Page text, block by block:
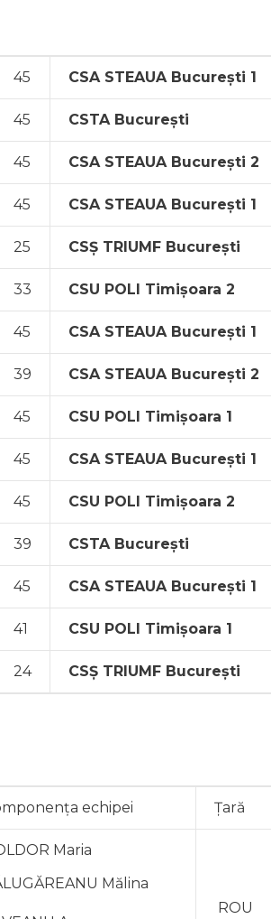
45 CSA STEAUA București 1
45 CSTA București
45 CSA STEAUA București 2
45 CSA STEAUA București 1
25 CSȘ TRIUMF București
33 CSU POLI Timișoara 2
45 CSA STEAUA București 1
39 CSA STEAUA București 2
45 CSU POLI Timișoara 1
45 CSA STEAUA București 1
45 CSU POLI Timișoara 2
39 CSTA București
45 CSA STEAUA București 1
41 CSU POLI Timișoara 1
24 CSȘ TRIUMF București
echipei Țară
Maria
Mălina
ROU